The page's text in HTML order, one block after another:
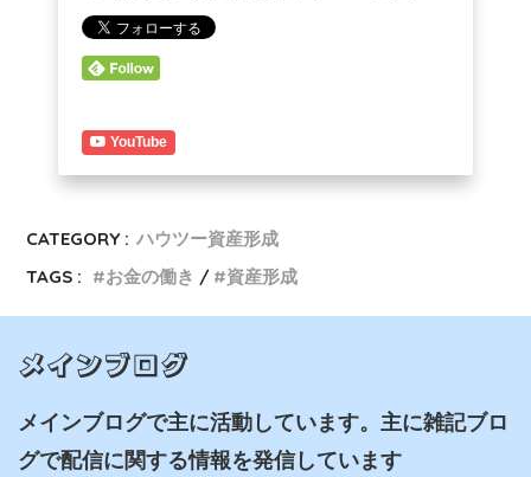
YouTube
CATEGORY : ハウツー資産形成
TAGS :
お金の働き 資産形成
メインブログ
メインブログで主に活動しています。主に雑記ブロ
グで配信に関する情報を発信しています